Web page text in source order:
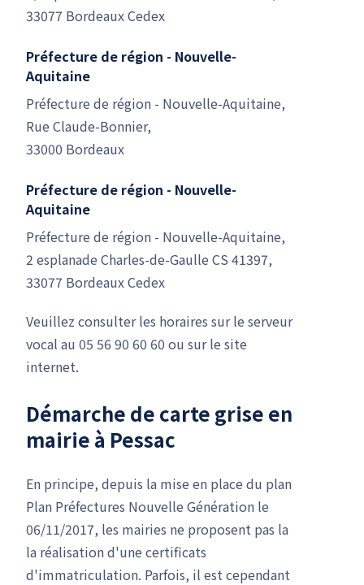
33077 Bordeaux Cedex
Préfecture de région - Nouvelle-
Aquitaine
Préfecture de région - Nouvelle-Aquitaine,
Rue Claude-Bonnier,
33000 Bordeaux
Préfecture de région - Nouvelle-
Aquitaine
Préfecture de région - Nouvelle-Aquitaine,
2 esplanade Charles-de-Gaulle CS 41397,
33077 Bordeaux Cedex
Veuillez consulter les horaires sur le serveur
vocal au 05 56 90 60 60 ou sur le site
internet.
Démarche de carte grise en
mairie à Pessac
En principe, depuis la mise en place du plan
Plan Préfectures Nouvelle Génération le
06/11/2017, les mairies ne proposent pas la
la réalisation d'une certificats
d'immatriculation. Parfois, il est cependant